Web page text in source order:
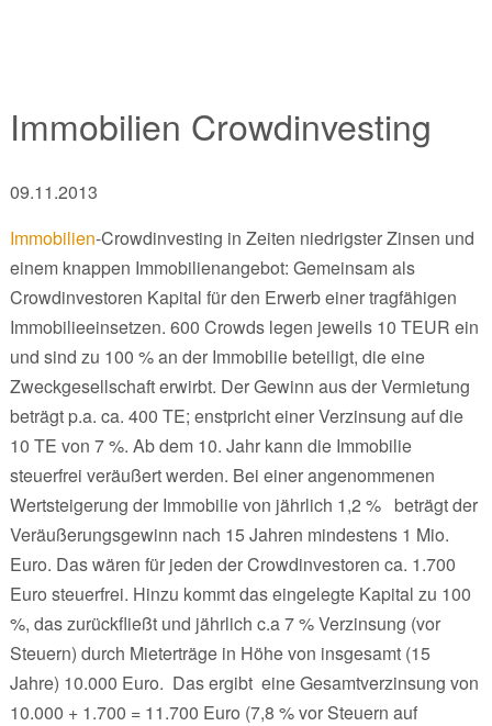
Immobilien Crowdinvesting
09.11.2013
Immobilien-Crowdinvesting in Zeiten niedrigster Zinsen und
einem knappen Immobilienangebot: Gemeinsam als
Crowdinvestoren Kapital für den Erwerb einer tragfähigen
Immobilieeinsetzen. 600 Crowds legen jeweils 10 TEUR ein
und sind zu 100 % an der Immobilie beteiligt, die eine
Zweckgesellschaft erwirbt. Der Gewinn aus der Vermietung
beträgt p.a. ca. 400 TE; enstpricht einer Verzinsung auf die
10 TE von 7 %. Ab dem 10. Jahr kann die Immobilie
steuerfrei veräußert werden. Bei einer angenommenen
Wertsteigerung der Immobilie von jährlich 1,2 % beträgt der
Veräußerungsgewinn nach 15 Jahren mindestens 1 Mio.
Euro. Das wären für jeden der Crowdinvestoren ca. 1.700
Euro steuerfrei. Hinzu kommt das eingelegte Kapital zu 100
%, das zurückfließt und jährlich c.a 7 % Verzinsung (vor
Steuern) durch Mieterträge in Höhe von insgesamt (15
Jahre) 10.000 Euro. Das ergibt eine Gesamtverzinsung von
10.000 + 1.700 = 11.700 Euro (7,8 % vor Steuern auf